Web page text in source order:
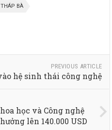
THÁP BÀ
PREVIOUS ARTICLE
hệ sinh thái công nghệ
học và Công nghệ
lên 140.000 USD